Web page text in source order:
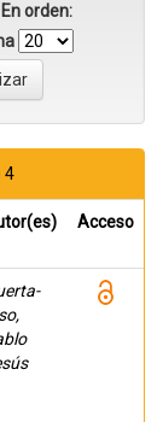
En orden:
4
Acceso